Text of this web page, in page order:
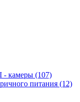
- камеры (107)
питания (12)